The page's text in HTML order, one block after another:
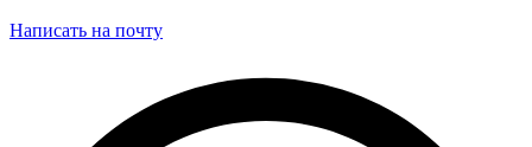
Написать на почту